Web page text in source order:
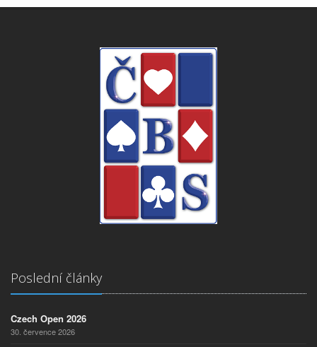
Poslední články
Czech Open 2026
30. července 2026